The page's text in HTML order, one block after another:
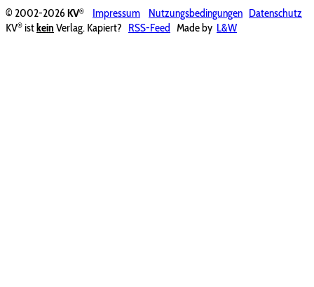
© 2002-2026KV® Impressum Nutzungsbedingungen Datenschutz
KV® istkein Verlag. Kapiert? RSS-Feed Made by L&W